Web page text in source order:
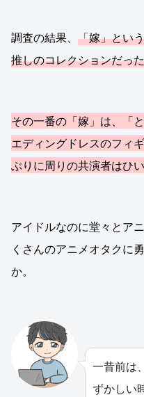
調査の結果、 「嫁」とい
推しのコレクションだっ
その一番の「嫁」は、「
エディングドレスのフィ
ぶりに周りの共演者はひ
アイドルなのに堂々とア
くさんのアニメオタクに
か。
一昔前は
ずかしい